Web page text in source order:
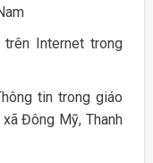
Internet trong
tin trong giáo
Đông Mỹ, Thanh